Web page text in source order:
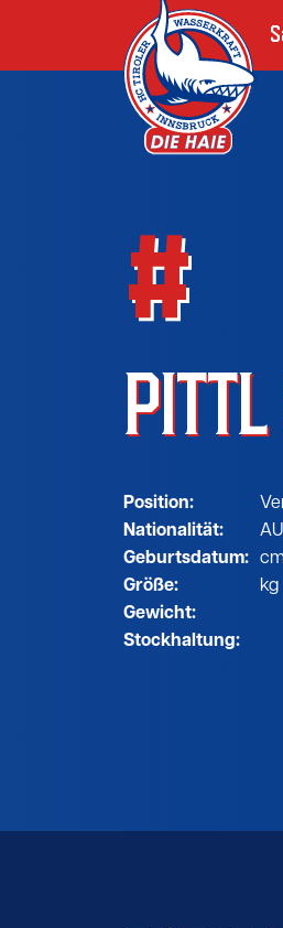
#
Position:
Nationalität:
Geburtsdatum:
Größe:
Gewicht:
Stockhaltung:
kg